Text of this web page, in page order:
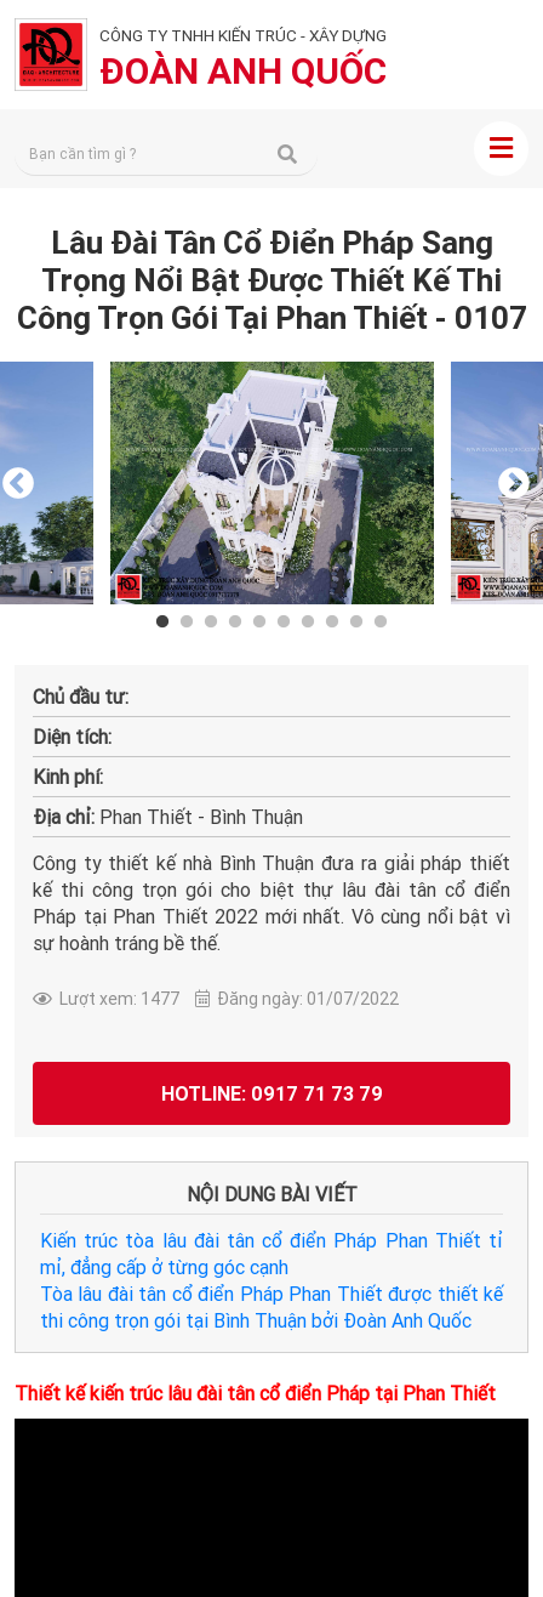
CÔNG TY TNHH KIẾN TRÚC - XÂY DỰNG
ĐOÀN ANH QUỐC
Lâu Đài Tân Cổ Điển Pháp Sang
Trọng Nổi Bật Được Thiết Kế Thi
Công Trọn Gói Tại Phan Thiết - 0107
Chủ đầu tư:
Diện tích:
Kinh phí:
Địa chỉ: Phan Thiết - Bình Thuận
Công ty thiết kế nhà Bình Thuận đưa ra giải pháp thiết
kế thi công trọn gói cho biệt thự lâu đài tân cổ điển
Pháp tại Phan Thiết 2022 mới nhất. Vô cùng nổi bật vì
sự hoành tráng bề thế.
Lượt xem: 1477 Đăng ngày: 01/07/2022
HOTLINE: 0917 71 73 79
NỘI DUNG BÀI VIẾT
Kiến trúc tòa lâu đài tân cổ điển Pháp Phan Thiết tỉ
mỉ, đẳng cấp ở từng góc cạnh
Tòa lâu đài tân cổ điển Pháp Phan Thiết được thiết kế
thi công trọn gói tại Bình Thuận bởi Đoàn Anh Quốc
Thiết kế kiến trúc lâu đài tân cổ điển Pháp tại Phan Thiết